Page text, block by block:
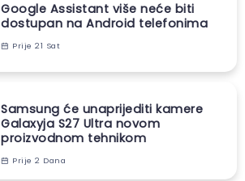
Google Assistant više neće biti
dostupan na Android telefonima
Prije 21 Sat
Samsung će unaprijediti kamere
Galaxyja S27 Ultra novom
proizvodnom tehnikom
Prije 2 Dana